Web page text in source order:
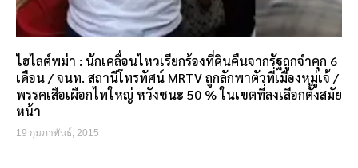
ไฮไลต์พม่า : นักเคลื่อนไหวเรียกร้องที่ดินคืนจากรัฐถูกจำคุก 6
เดือน / จนท. สถานีโทรทัศน์ MRTV ถูกลักพาตัวที่เมืองหมู่เจ้ /
พรรคเสือเผือกไทใหญ่ หวังชนะ 50 % ในเขตที่ลงเลือกตั้งสมัย
หน้า
19 กุมภาพันธ์, 2015